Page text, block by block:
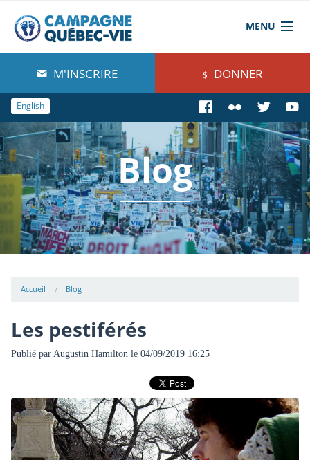
MENU
À propos de nous
Blog
Comprendre
Agir
Boutique
M'INSCRIRE DONNER
English
Blog
Accueil Blog
Les pestiférés
Publié par Augustin Hamilton le 04/09/2019 16:25